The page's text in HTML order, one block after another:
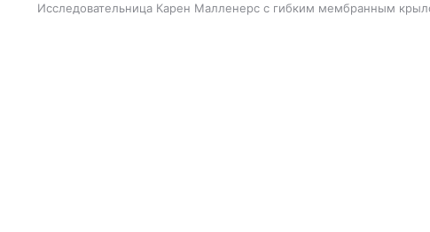
Исследовательница Карен Малленерс с гибким мембранным